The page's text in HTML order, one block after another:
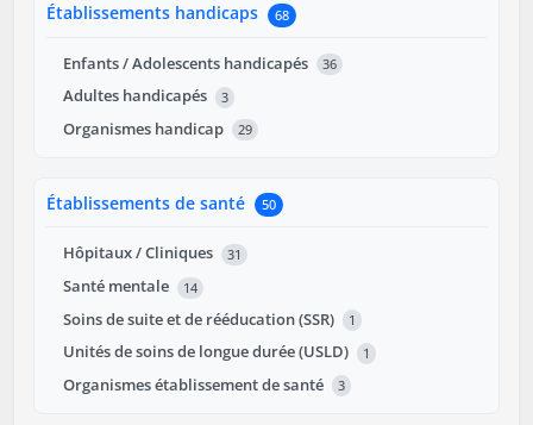
Établissements handicaps 68
Enfants / Adolescents handicapés 36
Adultes handicapés 3
Organismes handicap 29
Établissements de santé 50
Hôpitaux / Cliniques 31
Santé mentale 14
Soins de suite et de rééducation (SSR) 1
Unités de soins de longue durée (USLD) 1
Organismes établissement de santé 3